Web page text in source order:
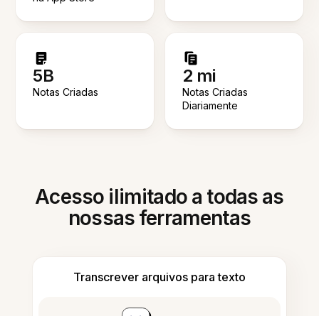
5B
Notas Criadas
2 mi
Notas Criadas
Diariamente
Acesso ilimitado a todas as
nossas ferramentas
Transcrever arquivos para texto